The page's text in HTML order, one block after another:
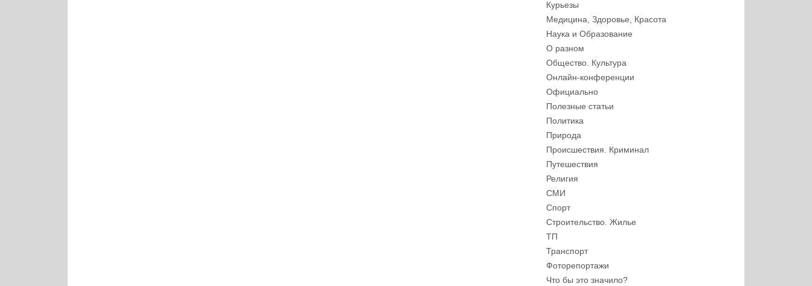
Курьезы
Медицина, Здоровье, Красота
Наука и Образование
О разном
Общество. Культура
Онлайн-конференции
Официально
Полезные статьи
Политика
Природа
Происшествия. Криминал
Путешествия
Религия
СМИ
Спорт
Строительство. Жилье
ТП
Транспорт
Фоторепортажи
Что бы это значило?